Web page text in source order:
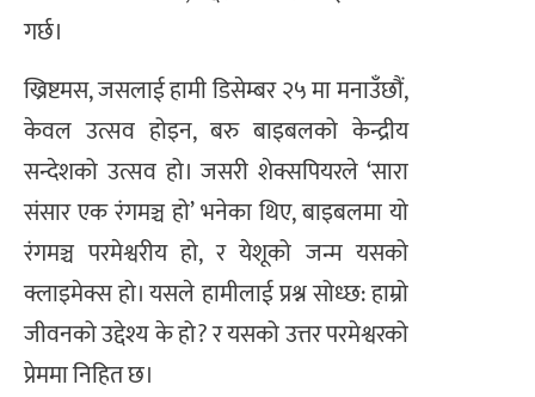
गर्छ।
ख्रिष्टमस, जसलाई हामी डिसेम्बर २५ मा मनाउँछौं,
केवल उत्सव होइन, बरु बाइबलको केन्द्रीय
सन्देशको उत्सव हो। जसरी शेक्सपियरले ‘सारा
संसार एक रंगमञ्च हो’ भनेका थिए, बाइबलमा यो
रंगमञ्च परमेश्वरीय हो, र येशूको जन्म यसको
क्लाइमेक्स हो। यसले हामीलाई प्रश्न सोध्छ: हाम्रो
जीवनको उद्देश्य के हो? र यसको उत्तर परमेश्वरको
प्रेममा निहित छ।